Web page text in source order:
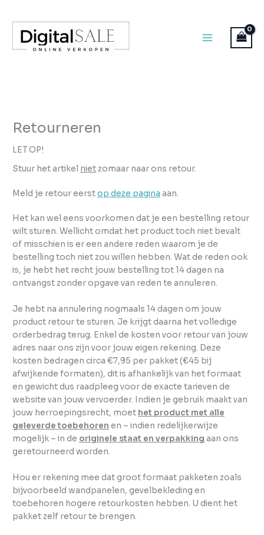
inhoud
Retourneren
LET OP!
Stuur het artikel niet zomaar naar ons retour.
Meld je retour eerstop deze pagina aan.
Het kan wel eens voorkomen dat je een bestelling retour
wilt sturen. Wellicht omdat het product toch niet bevalt
of misschien is er een andere reden waarom je de
bestelling toch niet zou willen hebben. Wat de reden ook
is, je hebt het recht jouw bestelling tot 14 dagen na
ontvangst zonder opgave van reden te annuleren.
Je hebt na annulering nogmaals 14 dagen om jouw
product retour te sturen. Je krijgt daarna het volledige
orderbedrag terug. Enkel de kosten voor retour van jouw
adres naar ons zijn voor jouw eigen rekening. Deze
kosten bedragen circa €7,95 per pakket (€45 bij
afwijkende formaten), dit is afhankelijk van het formaat
en gewicht dus raadpleeg voor de exacte tarieven de
website van jouw vervoerder. Indien je gebruik maakt van
jouw herroepingsrecht, moet het product met alle
geleverde toebehoren en – indien redelijkerwijze
mogelijk – in de originele staat en verpakking aan ons
geretourneerd worden.
Hou er rekening mee dat groot formaat pakketen zoals
bijvoorbeeld wandpanelen, gevelbekleding en
toebehoren hogere retourkosten hebben. U dient het
pakket zelf retour te brengen.